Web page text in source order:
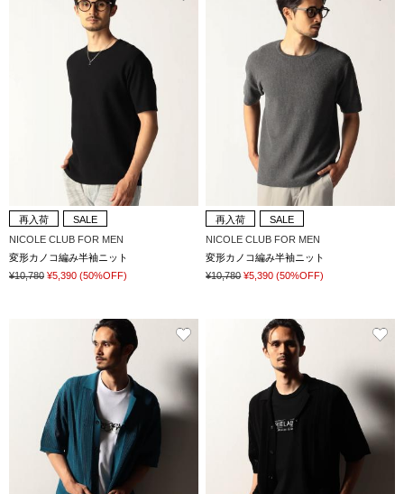
再入荷
SALE
NICOLE CLUB FOR MEN
変形カノコ編み半袖ニット
¥10,780 ¥5,390 (50%OFF)
再入荷
SALE
NICOLE CLUB FOR MEN
変形カノコ編み半袖ニット
¥10,780 ¥5,390 (50%OFF)